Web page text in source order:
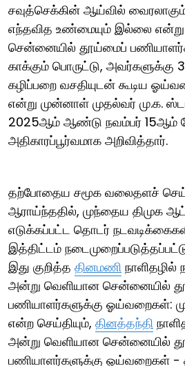
சவுத்செக்கின் ஆய்வில்
எந்தவித உண்மையும் இல்லை என்று
சென்னையில் தூய்மைப்
காக்கும் பொருட்டு, அவர்களுக்கு
கழிப்பறை வசதியுடன் கூடிய
என்று முன்னாள் முதல்வர் மு.க.
2025ஆம் ஆண்டு நவம்பர் 15ஆம்
அதிகாரப்பூர்வமாக அறிவித்தார்.
தற்போதைய சமூக வலைதளச்
ஆராய்ந்ததில், முந்தைய திமுக
எடுக்கப்பட்ட தொடர்
இத்திட்டம்
இது குறித்த தினமணி நாளிதழில்
அன்று வெளியான சென்னையில்
பணியாளர்களுக்கு ஓய்வறைகள்:
என்ற செய்தியும், தினத்தந்தி
அன்று வெளியான சென்னையில்
பணியாளர்களுக்கு ஓய்வறைகள் -